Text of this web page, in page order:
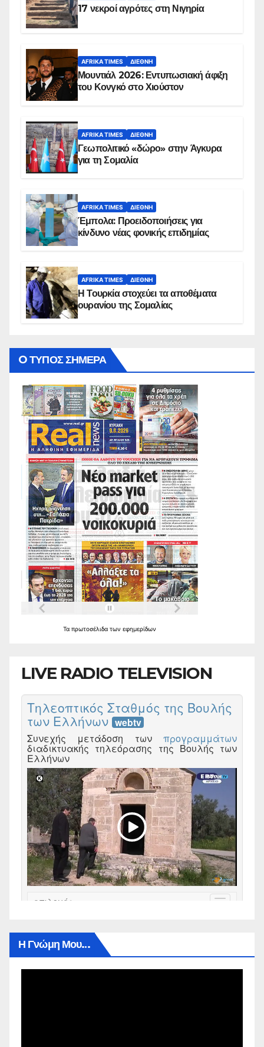
17 νεκροί αγρότες στη Νιγηρία
AFRIKA TIMES ΔΙΕΘΝΉ
Μουντιάλ 2026: Εντυπωσιακή άφιξη
του Κονγκό στο Χιούστον
AFRIKA TIMES ΔΙΕΘΝΉ
Γεωπολιτικό «δώρο» στην Άγκυρα
για τη Σομαλία
AFRIKA TIMES ΔΙΕΘΝΉ
Έμπολα: Προειδοποιήσεις για
κίνδυνο νέας φονικής επιδημίας
AFRIKA TIMES ΔΙΕΘΝΉ
Η Τουρκία στοχεύει τα αποθέματα
ουρανίου της Σομαλίας
O ΤΥΠΟΣ ΣΗΜΕΡΑ
Τα πρωτοσέλιδα των εφημερίδων
LIVE RADIO TELEVISION
Η Γνώμη Μου…